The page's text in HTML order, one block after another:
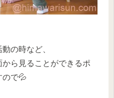
の時など、
ら見ることができるポ
ので💦